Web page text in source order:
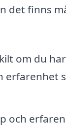
det finns
om du
erfarenhet
och